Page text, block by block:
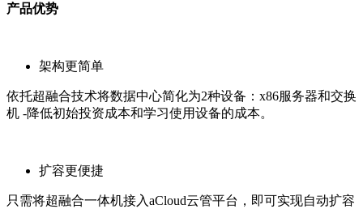
产品优势
架构更简单
依托超融合技术将数据中心简化为2种设备：x86服务器和交换
机 -降低初始投资成本和学习使用设备的成本。
扩容更便捷
只需将超融合一体机接入aCloud云管平台，即可实现自动扩容